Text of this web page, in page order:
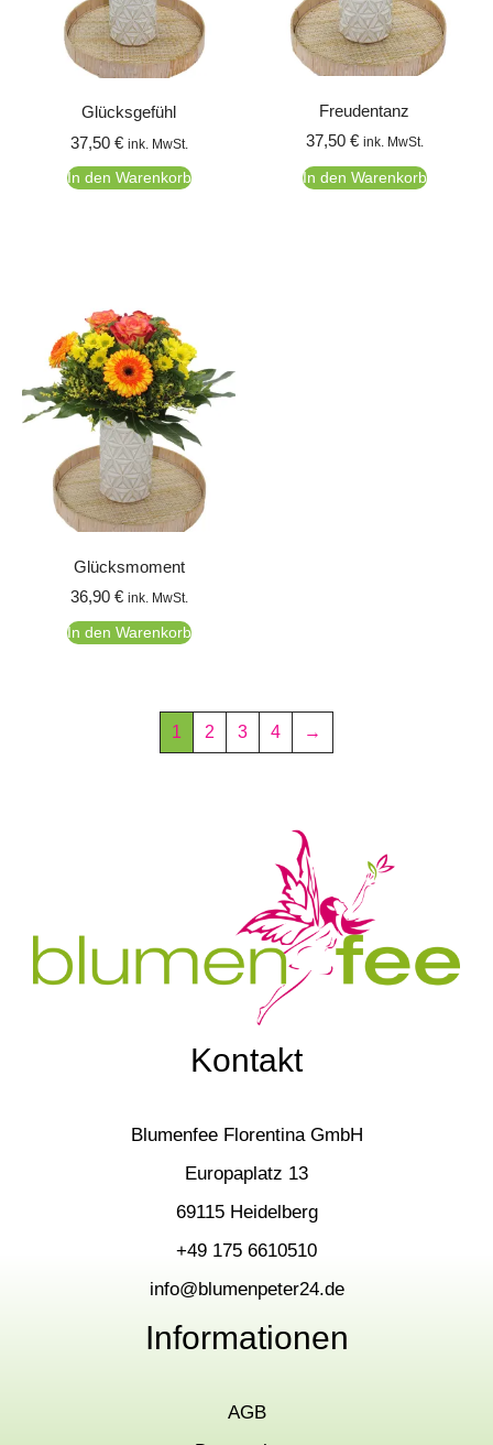
Glücksgefühl
37,50 € ink. MwSt.
In den Warenkorb
Freudentanz
37,50 € ink. MwSt.
In den Warenkorb
Glücksmoment
36,90 € ink. MwSt.
In den Warenkorb
1 2 3 4 →
Kontakt
Blumenfee Florentina GmbH
Europaplatz 13
69115 Heidelberg
+49 175 6610510
info@blumenpeter24.de
Informationen
AGB